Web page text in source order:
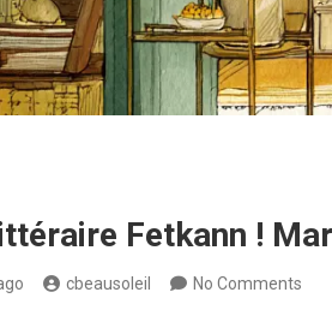
Fetkann !
cbeausoleil No Comments